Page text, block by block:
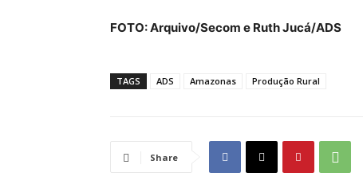
FOTO: Arquivo/Secom e Ruth Jucá/ADS
TAGS ADS Amazonas Produção Rural
Share